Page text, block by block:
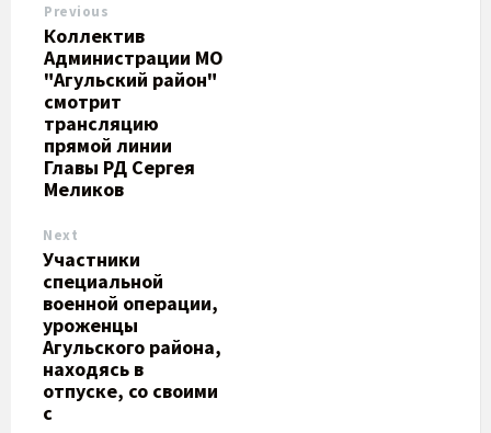
Previous
Коллектив
Администрации МО
"Агульский район"
смотрит
трансляцию
прямой линии
Главы РД Сергея
Меликов
Next
​Участники
специальной
военной операции,
уроженцы
Агульского района,
находясь в
отпуске, со своими
с